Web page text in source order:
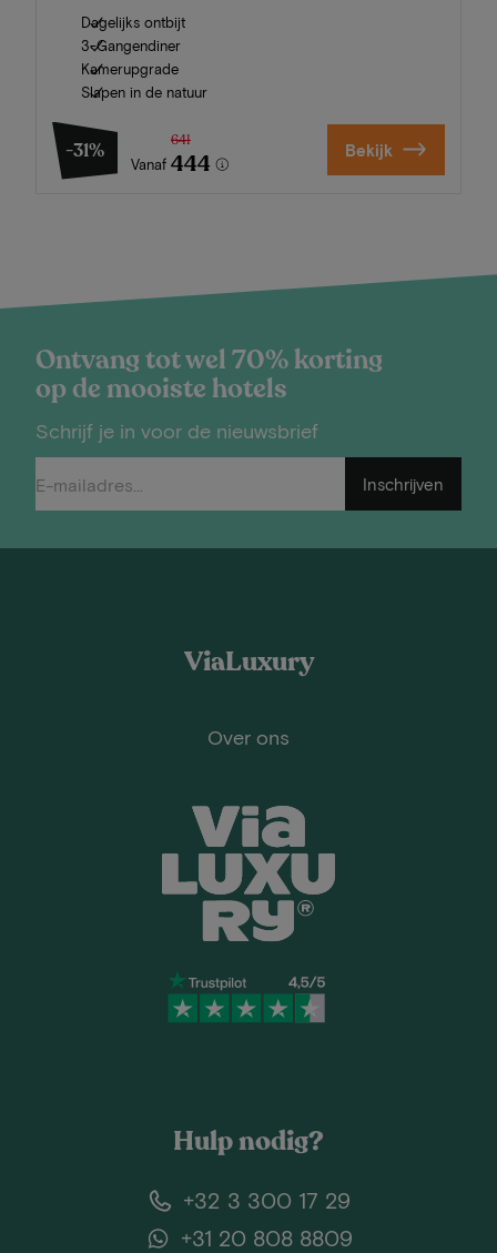
Dagelijks ontbijt
3-Gangendiner
Kamerupgrade
Slapen in de natuur
-31%
Vanaf
641
444 Bekijk
Ontvang tot wel 70% korting
op de mooiste hotels
Schrijf je in voor de nieuwsbrief
Inschrijven
ViaLuxury
Over ons
Hulp nodig?
+32 3 300 17 29
+31 20 808 8809